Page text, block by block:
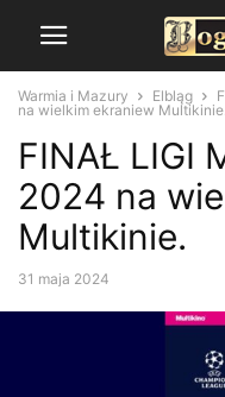
Warmia i Mazury Elbląg
na wielkim ekraniew
FINAŁ LIGI
2024 na
Multikinie.
31 maja 2024